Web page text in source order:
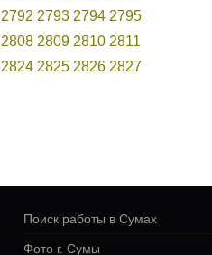
2792 2793 2794 2795
2808 2809 2810 2811
2824 2825 2826 2827
Поиск работы в Сумах
Фото г. Сумы